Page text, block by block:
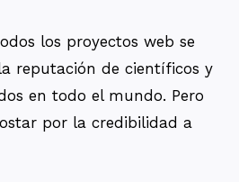
los proyectos web se
reputación de científicos y
en todo el mundo. Pero
por la credibilidad a